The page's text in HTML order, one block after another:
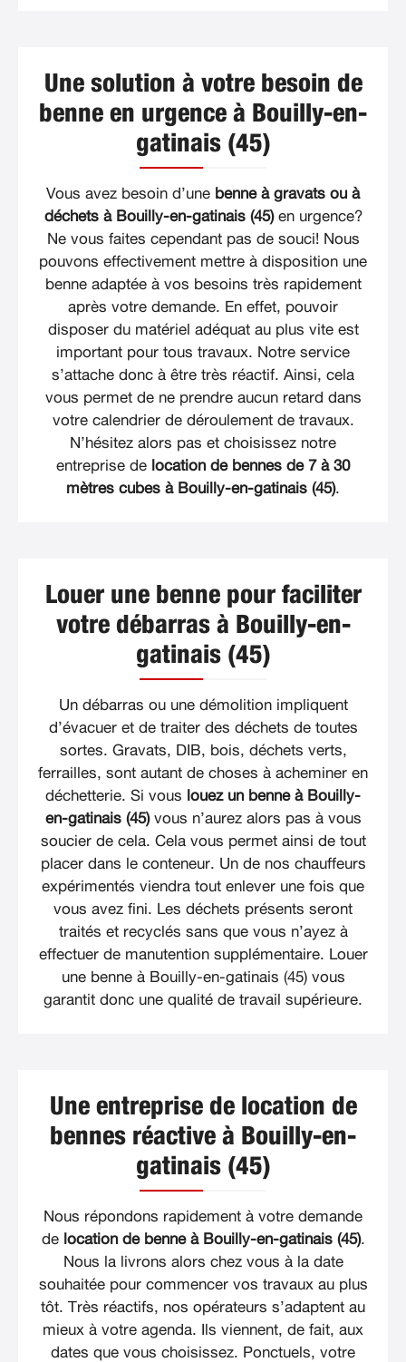
Une solution à votre besoin de
benne en urgence à Bouilly-en-
gatinais (45)
Vous avez besoin d’une benne à gravats ou à
déchets à Bouilly-en-gatinais (45)en urgence?
Ne vous faites cependant pas de souci! Nous
pouvons effectivement mettre à disposition une
benne adaptée à vos besoins très rapidement
après votre demande. En effet, pouvoir
disposer du matériel adéquat au plus vite est
important pour tous travaux. Notre service
s’attache donc à être très réactif. Ainsi, cela
vous permet de ne prendre aucun retard dans
votre calendrier de déroulement de travaux.
N’hésitez alors pas et choisissez notre
entreprise de location de bennes de 7 à 30
mètres cubes à Bouilly-en-gatinais (45).
Louer une benne pour faciliter
votre débarras à Bouilly-en-
gatinais (45)
Un débarras ou une démolition impliquent
d’évacuer et de traiter des déchets de toutes
sortes. Gravats, DIB, bois, déchets verts,
ferrailles, sont autant de choses à acheminer en
déchetterie. Si vous louez un benne à Bouilly-
en-gatinais (45)vous n’aurez alors pas à vous
soucier de cela. Cela vous permet ainsi de tout
placer dans le conteneur. Un de nos chauffeurs
expérimentés viendra tout enlever une fois que
vous avez fini. Les déchets présents seront
traités et recyclés sans que vous n’ayez à
effectuer de manutention supplémentaire. Louer
une benne à Bouilly-en-gatinais (45) vous
garantit donc une qualité de travail supérieure.
Une entreprise de location de
bennes réactive à Bouilly-en-
gatinais (45)
Nous répondons rapidement à votre demande
de location de benne à Bouilly-en-gatinais (45).
Nous la livrons alors chez vous à la date
souhaitée pour commencer vos travaux au plus
tôt. Très réactifs, nos opérateurs s’adaptent au
mieux à votre agenda. Ils viennent, de fait, aux
dates que vous choisissez. Ponctuels, votre